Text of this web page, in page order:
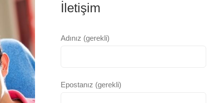
İletişim
Adınız (gerekli)
Epostanız (gerekli)